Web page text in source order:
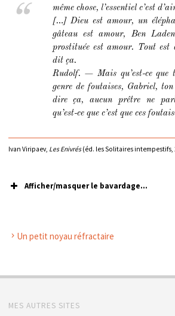
même chose, l’essentiel c’est
[…] Dieu est amour, un
gâteau est amour, Ben
prostituée est amour. Tout est
dit ça.
Rudolf. — Mais qu’est-ce que
genre de foutaises, Gabriel,
dire ça, aucun prêtre ne
qu’est-ce que c’est que ces
Ivan Viripaev, Les Enivrés(éd. les Solitaires intempestifs,
Afficher/masquer le bavardage...
Un petit noyau réfractaire
MES AUTRES SITES